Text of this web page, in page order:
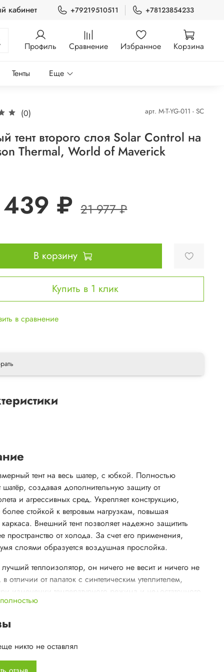
кабинет +79219510511 +78123854233
Профиль Сравнение Избранное Корзина
Тенты Еще
(0) арт. M-T-YG-011 - SC
тент второго слоя Solar Control на
Thermal, World of Maverick
₽ 21 977 ₽
В корзину
Купить в 1 клик
в сравнение
тент на весь шатер, с юбкой. Полностью
шатёр, создавая дополнительную защиту от
и агрессивных сред. Укрепляет конструкцию,
более стойкой к ветровым нагрузкам, повышая
каркаса. Внешний тент позволяет надежно защитить
пространство от холода. За счет его применения,
слоями образуется воздушная прослойка.
теплоизолятор, он ничего не весит и ничего не
в отличии от палаток с синтетическим утеплителем,
отопления могут впитывать до 2-х ведер
входа и вентиляционные отверстия в купольной
эластичной планкой с застежками Velcro.
межслойная вентиляция позволит проветрить
никто не оставлял